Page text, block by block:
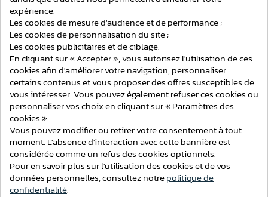
ATTELAGES
expérience.
Les cookies de mesure d'audience et de performance ;
Les cookies de personnalisation du site ;
Les cookies publicitaires et de ciblage.
En cliquant sur « Accepter », vous autorisez l'utilisation de ces
cookies afin d'améliorer votre navigation, personnaliser
certains contenus et vous proposer des offres susceptibles de
vous intéresser. Vous pouvez également refuser ces cookies ou
personnaliser vos choix en cliquant sur « Paramètres des
cookies ».
Vous pouvez modifier ou retirer votre consentement à tout
moment. L'absence d'interaction avec cette bannière est
considérée comme un refus des cookies optionnels.
Pour en savoir plus sur l'utilisation des cookies et de vos
données personnelles, consultez notrepolitique de
confidentialité.